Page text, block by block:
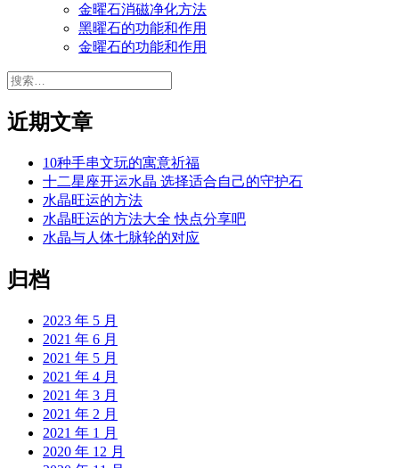
金曜石消磁净化方法
黑曜石的功能和作用
金曜石的功能和作用
搜
近期文章
10种手串文玩的寓意祈福
十二星座开运水晶 选择适合自己的守护石
水晶旺运的方法
水晶旺运的方法大全 快点分享吧
水晶与人体七脉轮的对应
归档
2023 年 5 月
2021 年 6 月
2021 年 5 月
2021 年 4 月
2021 年 3 月
2021 年 2 月
2021 年 1 月
2020 年 12 月